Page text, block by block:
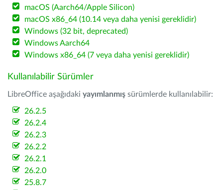
macOS (Aarch64/Apple Silicon)
macOS x86_64 (10.14 veya daha yenisi gereklidir)
Windows (32 bit, deprecated)
Windows Aarch64
Windows x86_64 (7 veya daha yenisi gereklidir)
Kullanılabilir Sürümler
LibreOffice aşağıdaki yayımlanmış sürümlerde kullanılabilir:
26.2.5
26.2.4
26.2.3
26.2.2
26.2.1
26.2.0
25.8.7